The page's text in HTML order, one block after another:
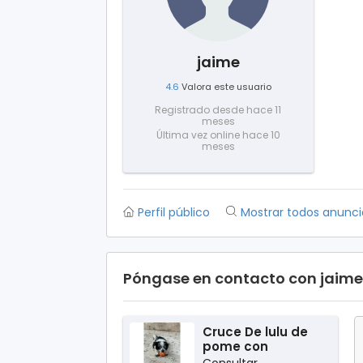
jaime
4.6 Valora este usuario
Registrado desde hace 11
meses
Última vez online hace 10
meses
Perfil público Mostrar todos
Póngase en contacto con jaime
Cruce De lulu de
pome con